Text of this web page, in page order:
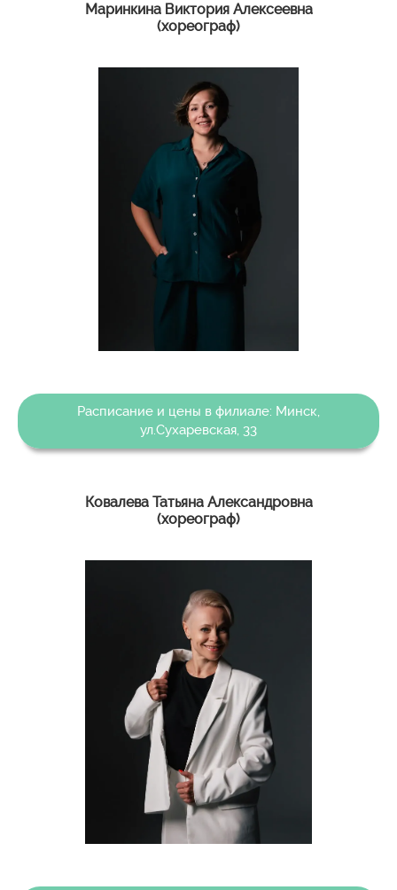
Маринкина Виктория Алексеевна
(хореограф)
Расписание и цены в филиале: Минск,
ул.Сухаревская, 33
Ковалева Татьяна Александровна
(хореограф)